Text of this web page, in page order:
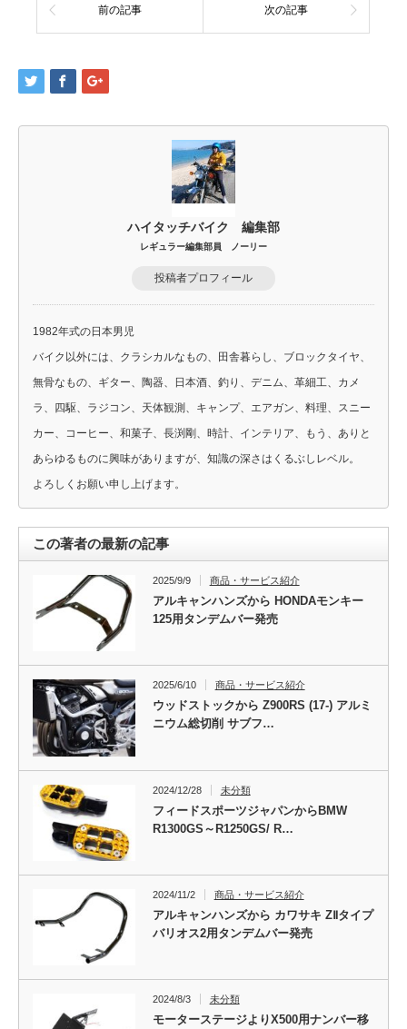
前の記事 次の記事
ハイタッチバイク 編集部
レギュラー編集部員 ノーリー
投稿者プロフィール
1982年式の日本男児
バイク以外には、クラシカルなもの、田舎暮らし、ブロックタイヤ、
無骨なもの、ギター、陶器、日本酒、釣り、デニム、革細工、カメ
ラ、四駆、ラジコン、天体観測、キャンプ、エアガン、料理、スニー
カー、コーヒー、和菓子、長渕剛、時計、インテリア、もう、ありと
あらゆるものに興味がありますが、知識の深さはくるぶしレベル。
よろしくお願い申し上げます。
この著者の最新の記事
2025/9/9 商品・サービス紹介
アルキャンハンズから HONDAモンキー
125用タンデムバー発売
2025/6/10 商品・サービス紹介
ウッドストックから Z900RS (17-) アルミ
ニウム総切削 サブフ…
2024/12/28 未分類
フィードスポーツジャパンからBMW
R1300GS～R1250GS/ R…
2024/11/2 商品・サービス紹介
アルキャンハンズから カワサキ ZⅡタイプ
バリオス2用タンデムバー発売
2024/8/3 未分類
モーターステージよりX500用ナンバー移